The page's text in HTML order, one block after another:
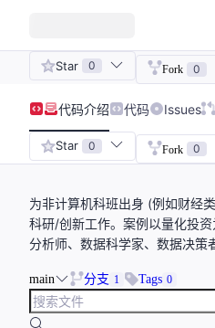
Star 0 Fork 0
代码介绍 代码 Issues
Star 0 Fork 0
为非计算机科班出身 (例如财经
科研/创新工作。案例以量化投
分析师、数据科学家、数据决策
main 分支 1 Tags 0